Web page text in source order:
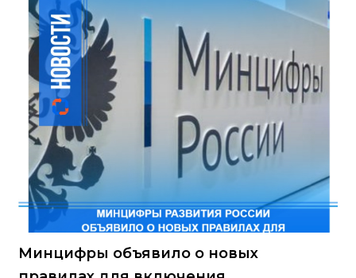
Минцифры объявило о новых